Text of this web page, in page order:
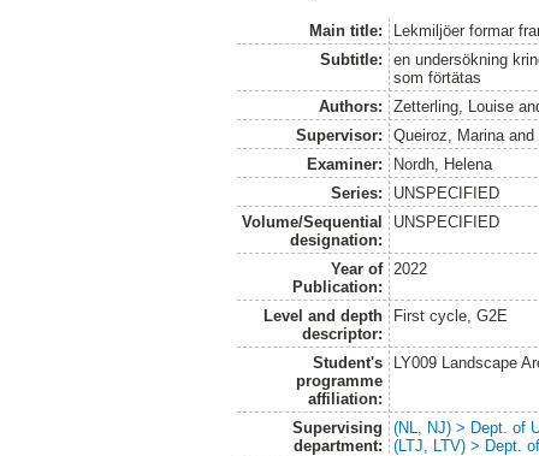
Main title:
Lekmiljöer formar
Subtitle:
en undersökning
som förtätas
Authors:
Zetterling, Louise
Supervisor:
Queiroz, Marina and
Examiner:
Nordh, Helena
Series:
UNSPECIFIED
Volume/Sequential
designation:
UNSPECIFIED
Year of
Publication:
2022
Level and depth
descriptor:
First cycle, G2E
Student's
programme
affiliation:
LY009 Landscape
Supervising
department:
(NL, NJ) > Dept. of
(LTJ, LTV) > Dept.